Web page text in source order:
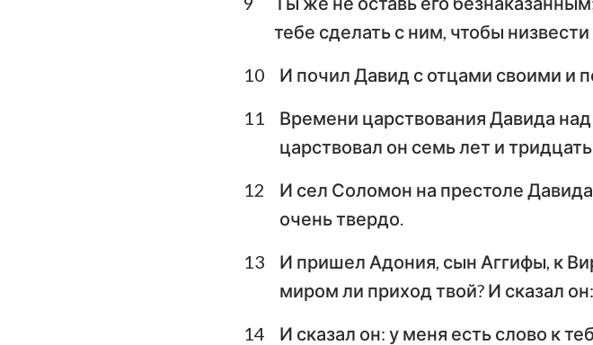
тебе сделать с ним, чтобы
10
И почил Давид с отцами своими и
11
Времени царствования Давида
царствовал он семь лет и
12
И сел Соломон на престоле
очень твердо.
13
И пришел Адония, сын Аггифы, к
миром ли приход твой? И сказал
14
И сказал он: у меня есть слово к